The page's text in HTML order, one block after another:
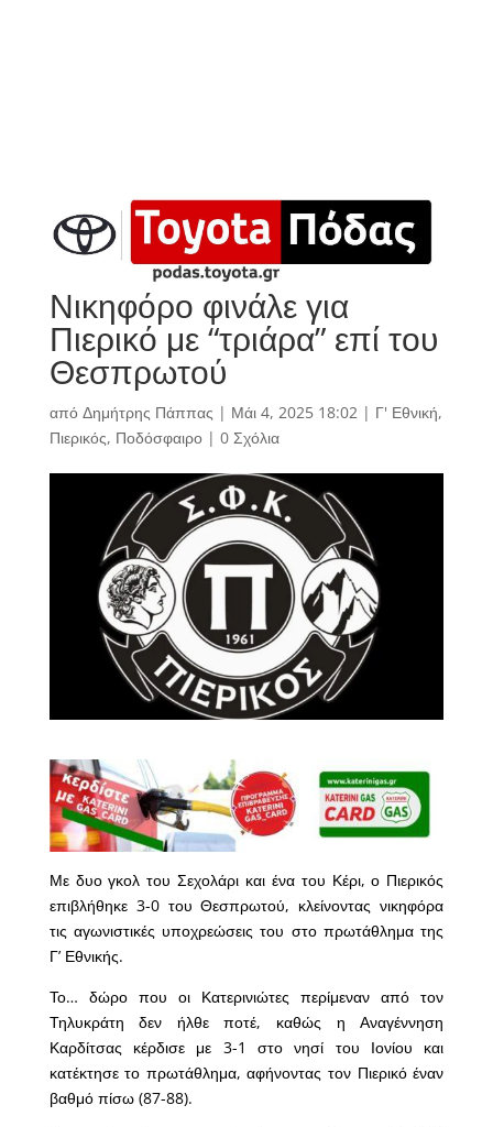
Νικηφόρο φινάλε για
Πιερικό με “τριάρα” επί του
Θεσπρωτού
από Δημήτρης Πάππας | Μάι 4, 2025 18:02| Γ' Εθνική,
Πιερικός, Ποδόσφαιρο| 0 Σχόλια
Με δυο γκολ του Σεχολάρι και ένα του Κέρι, ο Πιερικός
επιβλήθηκε 3-0 του Θεσπρωτού, κλείνοντας νικηφόρα
τις αγωνιστικές υποχρεώσεις του στο πρωτάθλημα της
Γ’ Εθνικής.
Το… δώρο που οι Κατερινιώτες περίμεναν από τον
Τηλυκράτη δεν ήλθε ποτέ, καθώς η Αναγέννηση
Καρδίτσας κέρδισε με 3-1 στο νησί του Ιονίου και
κατέκτησε το πρωτάθλημα, αφήνοντας τον Πιερικό έναν
βαθμό πίσω (87-88).